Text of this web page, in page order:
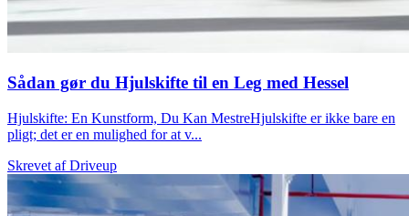
Sådan gør du Hjulskifte til en Leg med Hessel
Hjulskifte: En Kunstform, Du Kan MestreHjulskifte er ikke bare en
pligt; det er en mulighed for at v...
Skrevet afDriveup